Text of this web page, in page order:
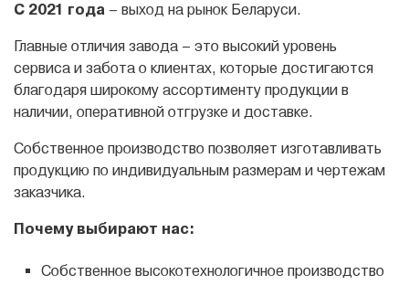
С 2021 года – выход на рынок Беларуси.
Главные отличия завода – это высокий уровень
сервиса и забота о клиентах, которые достигаются
благодаря широкому ассортименту продукции в
наличии, оперативной отгрузке и доставке.
Собственное производство позволяет изготавливать
продукцию по индивидуальным размерам и чертежам
заказчика.
Почему выбирают нас:
Собственное высокотехнологичное производство